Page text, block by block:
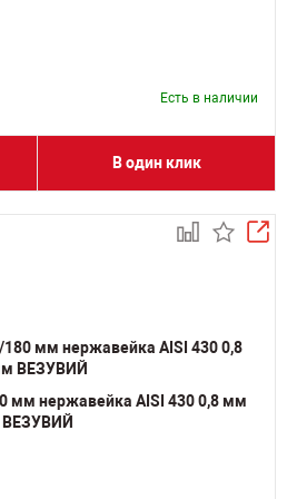
Есть в наличии
В один клик
мм нержавейка AISI 430 0,8 мм
ВЕЗУВИЙ